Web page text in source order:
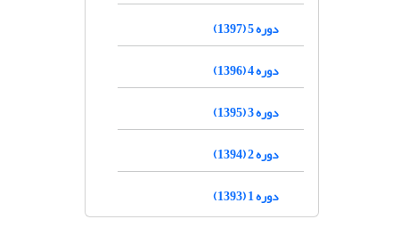
دوره 5 (1397)
دوره 4 (1396)
دوره 3 (1395)
دوره 2 (1394)
دوره 1 (1393)